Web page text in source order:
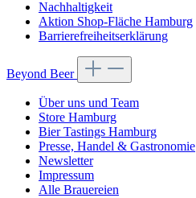
Nachhaltigkeit
Aktion Shop-Fläche Hamburg
Barrierefreiheitserklärung
Beyond Beer
Über uns und Team
Store Hamburg
Bier Tastings Hamburg
Presse, Handel & Gastronomie
Newsletter
Impressum
Alle Brauereien